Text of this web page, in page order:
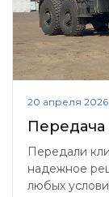
20 апреля 2026
Передача
Передали
надежное
любых